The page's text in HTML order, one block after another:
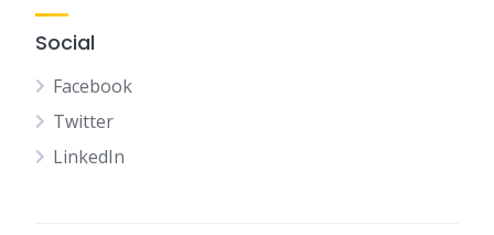
Social
Facebook
Twitter
LinkedIn